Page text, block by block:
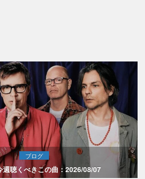
ブログ
聴くべきこの曲：2026/08/07